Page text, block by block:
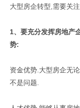
大型房企转型,需要关
1、要充分发挥房地产
势:
资金优势.大型房企无
不是问题.